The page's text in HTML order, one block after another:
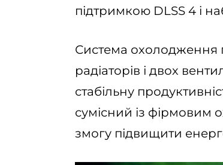
підтримкою DLSS 4 і
Система охолодження
радіаторів і двох
стабільну
сумісний із фірмовим
змогу підвищити